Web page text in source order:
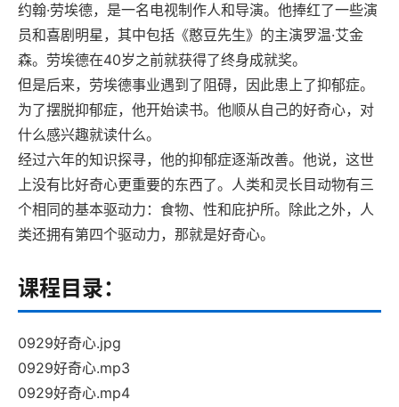
约翰·劳埃德，是一名电视制作人和导演。他捧红了一些演
员和喜剧明星，其中包括《憨豆先生》的主演罗温·艾金
森。劳埃德在40岁之前就获得了终身成就奖。
但是后来，劳埃德事业遇到了阻碍，因此患上了抑郁症。
为了摆脱抑郁症，他开始读书。他顺从自己的好奇心，对
什么感兴趣就读什么。
经过六年的知识探寻，他的抑郁症逐渐改善。他说，这世
上没有比好奇心更重要的东西了。人类和灵长目动物有三
个相同的基本驱动力：食物、性和庇护所。除此之外，人
类还拥有第四个驱动力，那就是好奇心。
课程目录：
0929好奇心.jpg
0929好奇心.mp3
0929好奇心.mp4